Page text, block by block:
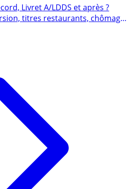
- Juin 2020
titres restaurants, chômage